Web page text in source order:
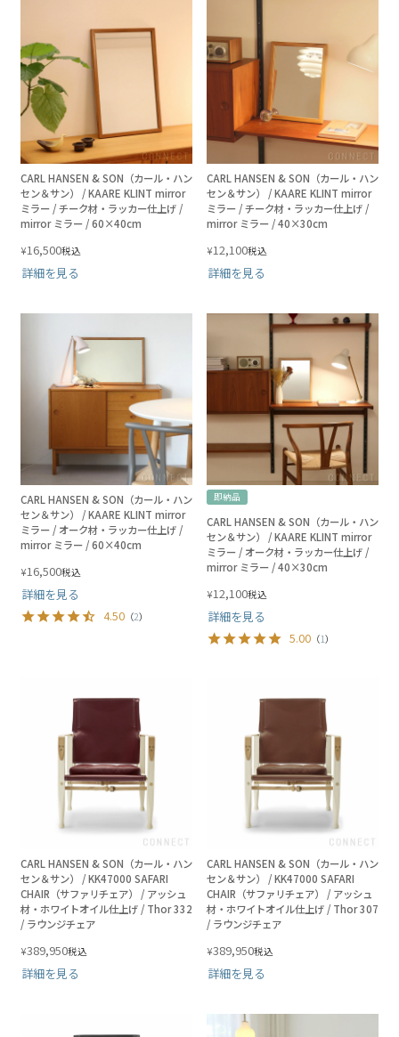
CARL HANSEN & SON（カール・ハン
セン＆サン） / KAARE KLINT mirror
ミラー / チーク材・ラッカー仕上げ /
mirror ミラー / 60×40cm
¥16,500税込
詳細を見る
CARL HANSEN & SON（カール・ハン
セン＆サン） / KAARE KLINT mirror
ミラー / チーク材・ラッカー仕上げ /
mirror ミラー / 40×30cm
¥12,100税込
詳細を見る
CARL HANSEN & SON（カール・ハン
セン＆サン） / KAARE KLINT mirror
ミラー / オーク材・ラッカー仕上げ /
mirror ミラー / 60×40cm
¥16,500税込
詳細を見る
4.50 （2）
即納品
CARL HANSEN & SON（カール・ハン
セン＆サン） / KAARE KLINT mirror
ミラー / オーク材・ラッカー仕上げ /
mirror ミラー / 40×30cm
¥12,100税込
詳細を見る
5.00 （1）
CARL HANSEN & SON（カール・ハン
セン＆サン） / KK47000 SAFARI
CHAIR（サファリチェア） / アッシュ
材・ホワイトオイル仕上げ / Thor 332
/ ラウンジチェア
¥389,950税込
詳細を見る
CARL HANSEN & SON（カール・ハン
セン＆サン） / KK47000 SAFARI
CHAIR（サファリチェア） / アッシュ
材・ホワイトオイル仕上げ / Thor 307
/ ラウンジチェア
¥389,950税込
詳細を見る